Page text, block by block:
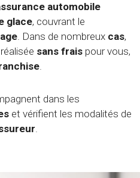
automobile
glace, couvrant le
. Dans de nombreux cas,
sans frais pour vous,
.
dans les
et vérifient les modalités de
.